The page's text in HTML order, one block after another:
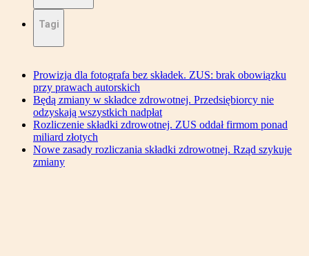
Tagi
Prowizja dla fotografa bez składek. ZUS: brak obowiązku
przy prawach autorskich
Będą zmiany w składce zdrowotnej. Przedsiębiorcy nie
odzyskają wszystkich nadpłat
Rozliczenie składki zdrowotnej. ZUS oddał firmom ponad
miliard złotych
Nowe zasady rozliczania składki zdrowotnej. Rząd szykuje
zmiany